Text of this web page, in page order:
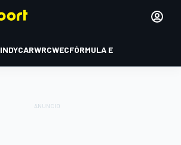
INDYCARWRCWECFÓRMULA E